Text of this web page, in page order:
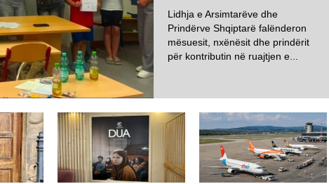
Lidhja e Arsimtarëve dhe
Prindërve Shqiptarë falënderon
mësuesit, nxënësit dhe prindërit
për kontributin në ruajtjen e...